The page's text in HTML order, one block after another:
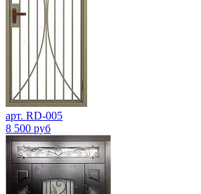
арт. RD-005
8 500 руб